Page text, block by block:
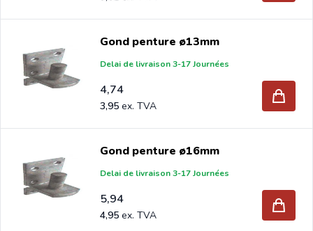
Gond penture ø13mm
Delai de livraison 3-17 Journées
4,74
3,95
Gond penture ø16mm
Delai de livraison 3-17 Journées
5,94
4,95